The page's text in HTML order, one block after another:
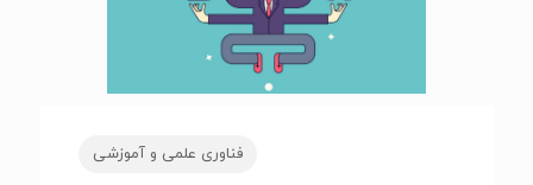
فناوری علمی و آموزشی